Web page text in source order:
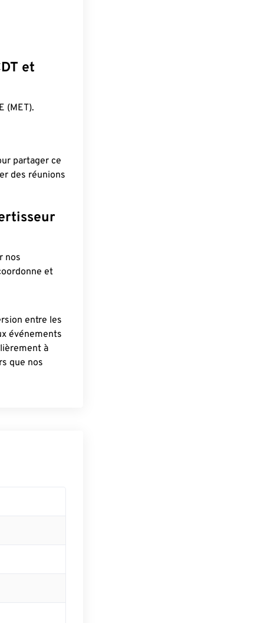
et
(MET).
partager ce
des réunions
nos
et
entre les
événements
à
que nos